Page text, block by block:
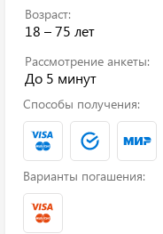
Возраст:
18 – 75 лет
Рассмотрение анкеты:
До 5 минут
Способы получения:
Варианты погашения: